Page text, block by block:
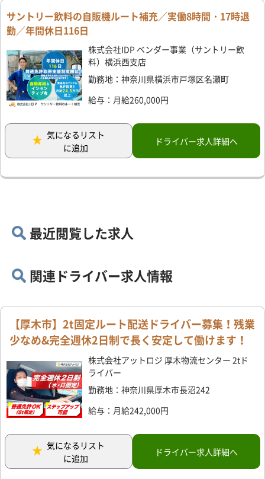
サントリー飲料の自販機ルート補充／実働8時間・17時退
勤／年間休日116日
株式会社IDP ベンダー事業（サントリー飲
料）横浜西支店
勤務地：神奈川県横浜市戸塚区名瀬町
給与：月給260,000円
気になるリスト
に追加
ドライバー求人詳細へ
最近閲覧した求人
関連ドライバー求人情報
【厚木市】2t固定ルート配送ドライバー募集！残業
少なめ&完全週休2日制で長く安定して働けます！
株式会社アットロジ 厚木物流センター 2tド
ライバー
勤務地：神奈川県厚木市長沼242
給与：月給242,000円
気になるリスト
に追加
ドライバー求人詳細へ